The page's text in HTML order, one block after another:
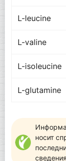
L-leucine
L-valine
L-isoleucine
L-glutamine
носит